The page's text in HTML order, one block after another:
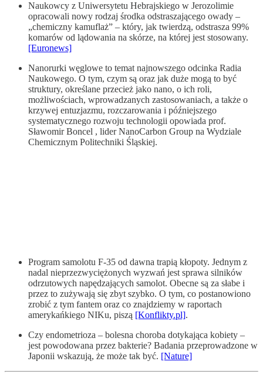
Naukowcy z Uniwersytetu Hebrajskiego w Jerozolimie
opracowali nowy rodzaj środka odstraszającego owady –
„chemiczny kamuflaż” – który, jak twierdzą, odstrasza 99%
komarów od lądowania na skórze, na której jest stosowany.
[Euronews]
Nanorurki węglowe to temat najnowszego odcinka Radia
Naukowego. O tym, czym są oraz jak duże mogą to być
struktury, określane przecież jako nano, o ich roli,
możliwościach, wprowadzanych zastosowaniach, a także o
krzywej entuzjazmu, rozczarowania i późniejszego
systematycznego rozwoju technologii opowiada prof.
Sławomir Boncel , lider NanoCarbon Group na Wydziale
Chemicznym Politechniki Śląskiej.
Program samolotu F-35 od dawna trapią kłopoty. Jednym z
nadal nieprzezwyciężonych wyzwań jest sprawa silników
odrzutowych napędzających samolot. Obecne są za słabe i
przez to zużywają się zbyt szybko. O tym, co postanowiono
zrobić z tym fantem oraz co znajdziemy w raportach
amerykańkiego NIKu, piszą [Konflikty.pl].
Czy endometrioza – bolesna choroba dotykająca kobiety –
jest powodowana przez bakterie? Badania przeprowadzone w
Japonii wskazują, że może tak być. [Nature]